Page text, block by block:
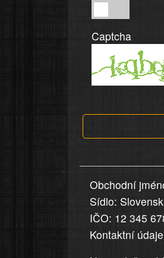
v
dobré
informace
v
uvedena,
jsou
přesná
a
úplná
Captcha
Obchodní
Sídlo:
IČO: 12 345
Kontaktní